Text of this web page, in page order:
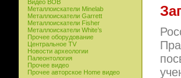
Видео ВОВ
Металлоискатели Minelab
Металлоискатели Garrett
Металлоискатели Fisher
Металлоискатели White’s
Прочее оборудование
Центральное TV
Новости археологии
Палеонтология
Прочее видео
Прочее авторское Home видео